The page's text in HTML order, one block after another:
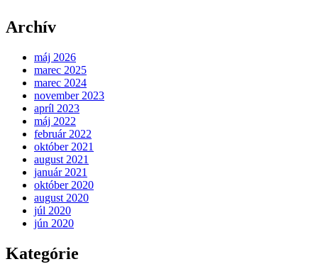
Archív
máj 2026
marec 2025
marec 2024
november 2023
apríl 2023
máj 2022
február 2022
október 2021
august 2021
január 2021
október 2020
august 2020
júl 2020
jún 2020
Kategórie